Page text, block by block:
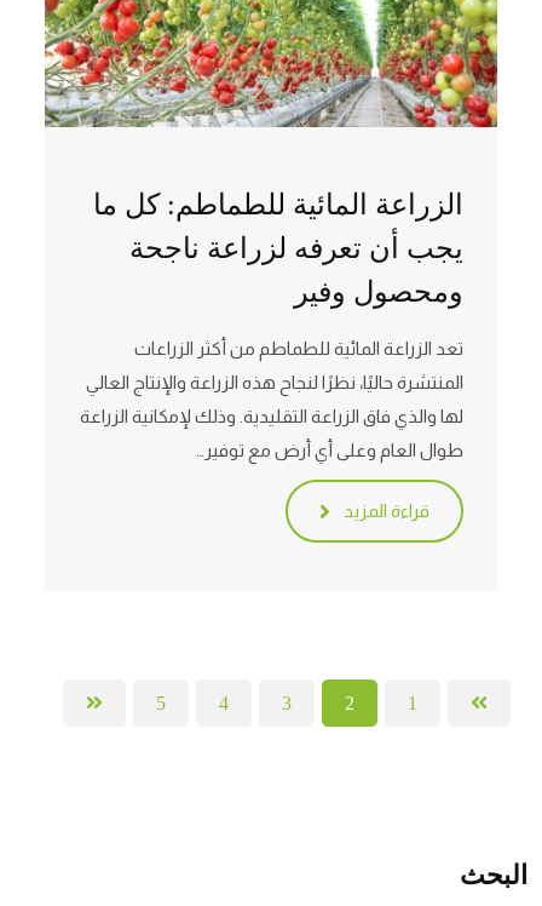
الزراعة المائية للطماطم: كل ما
يجب أن تعرفه لزراعة ناجحة
ومحصول وفير
تعد الزراعة المائية للطماطم من أكثر الزراعات
المنتشرة حاليًا، نظرًا لنجاح هذه الزراعة والإنتاج العالي
لها والذي فاق الزراعة التقليدية. وذلك لإمكانية الزراعة
طوال العام وعلى أي أرض مع توفير…
قراءة المزيد
1
2
3
4
5
البحث